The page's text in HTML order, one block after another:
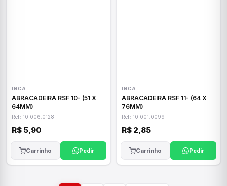
INCA
ABRACADEIRA RSF 10- (51 X
64MM)
Ref: 10.006.0128
R$ 5,90
Carrinho Pedir
INCA
ABRACADEIRA RSF 11- (64 X
76MM)
Ref: 10.001.0099
R$ 2,85
Carrinho Pedir